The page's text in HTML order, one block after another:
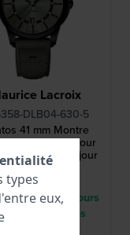
Lacroix
DLB04-630-5
41 mm Montre
suisse pour
avec date du jour
2 100,00 €
entre 3 jours
jours ouvrables
types
eux,